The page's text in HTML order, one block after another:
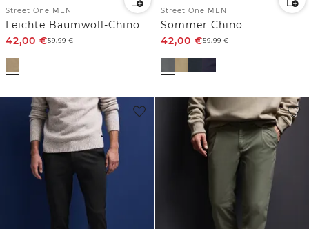
Street One MEN
Leichte Baumwoll-Chino
42,00 €59,99€
Street One MEN
Sommer Chino
42,00 €59,99€